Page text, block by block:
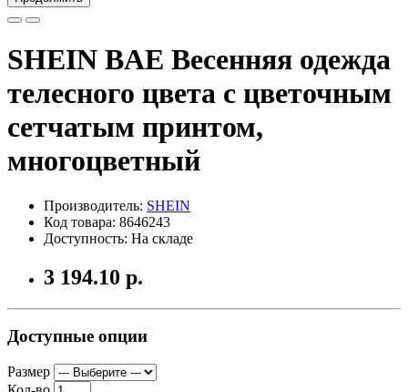
SHEIN BAE Весенняя одежда
телесного цвета с цветочным
сетчатым принтом,
многоцветный
Производитель: SHEIN
Код товара: 8646243
Доступность: На складе
3 194.10 р.
Доступные опции
Размер